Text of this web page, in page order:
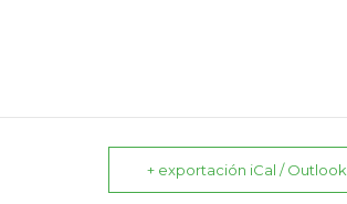
+ exportación iCal / Outlook